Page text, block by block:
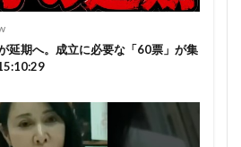
延期へ。成立に必要な「60票」が集